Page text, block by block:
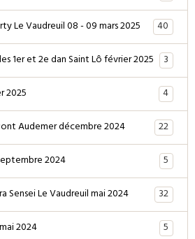
Le Vaudreuil 08 - 09 mars 2025
40
1er et 2e dan Saint Lô février 2025 3
2025
4
Audemer décembre 2024
22
2024
5
Sensei Le Vaudreuil mai 2024
32
2024
5